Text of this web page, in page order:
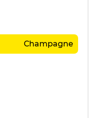
Champagne